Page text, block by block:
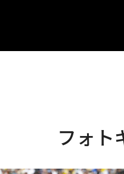
フォト